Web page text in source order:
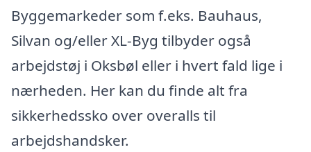
Byggemarkeder som f.eks. Bauhaus,
Silvan og/eller XL-Byg tilbyder også
arbejdstøj i Oksbøl eller i hvert fald lige i
nærheden. Her kan du finde alt fra
sikkerhedssko over overalls til
arbejdshandsker.